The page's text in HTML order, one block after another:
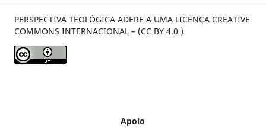
PERSPECTIVA TEOLÓGICA ADERE A UMA LICENÇA CREATIVE
COMMONS INTERNACIONAL – (CC BY 4.0 )
Apoio